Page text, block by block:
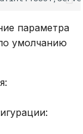
параметра
умолчанию